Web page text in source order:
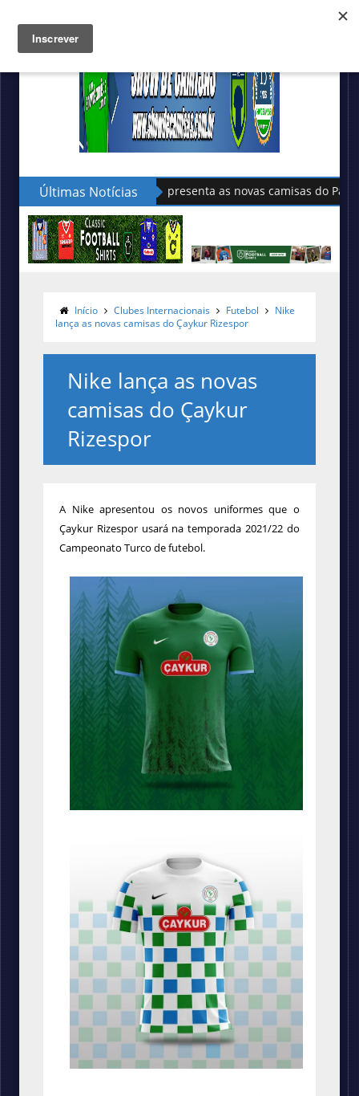
Últimas Notícias
Sudu apresenta as novas camisas do País de Gales
Início Clubes Internacionais Futebol
Nike
lança as novas camisas do Çaykur Rizespor
Nike lança as novas
camisas do Çaykur
Rizespor
A Nike apresentou os novos uniformes que o
Çaykur Rizespor usará na temporada 2021/22 do
Campeonato Turco de futebol.